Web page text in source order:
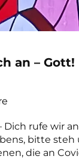
an – Gott!
Dich rufe wir
bitte steh
die an